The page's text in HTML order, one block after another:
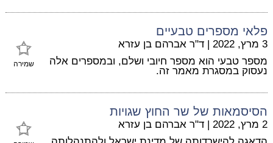
פלאי מספרים טבעיים
שמירה
3 מרץ, 2022 | ד"ר אברהם בן עזרא
מספר טבעי הוא מספר חיובי ושלם, ובמספרים אלה
נעסוק במסגרת מאמר זה.
הסיסמאות של שר החוץ שגויות
2 מרץ, 2022 | ד"ר אברהם בן עזרא